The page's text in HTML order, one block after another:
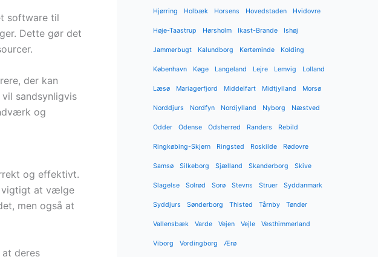
software til
Dette gør det
der kan
sandsynligvis
og
og effektivt.
vigtigt at vælge
men også at
deres
Hjørring Holbæk Horsens Hovedstaden Hvidovre
Høje-Taastrup Hørsholm Ikast-Brande Ishøj
Jammerbugt Kalundborg Kerteminde Kolding
København Køge Langeland Lejre Lemvig Lolland
Læsø Mariagerfjord Middelfart Midtjylland Morsø
Norddjurs Nordfyn Nordjylland Nyborg Næstved
Odder Odense Odsherred Randers Rebild
Ringkøbing-Skjern Ringsted Roskilde Rødovre
Samsø Silkeborg Sjælland Skanderborg Skive
Slagelse Solrød Sorø Stevns Struer Syddanmark
Syddjurs Sønderborg Thisted Tårnby Tønder
Vallensbæk Varde Vejen Vejle Vesthimmerland
Viborg Vordingborg Ærø